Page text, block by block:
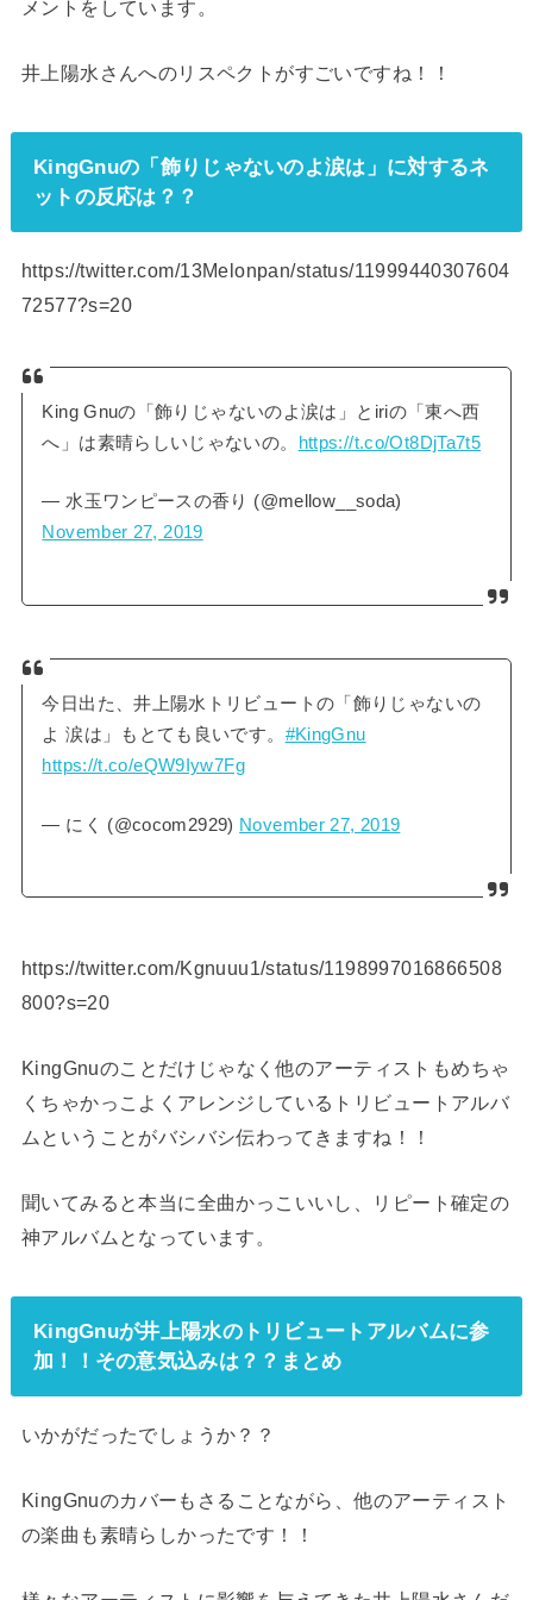
メントをしています。
井上陽水さんへのリスペクトがすごいですね！！
KingGnuの「飾りじゃないのよ涙は」に対するネ
ットの反応は？？
https://twitter.com/13Melonpan/status/11999440307604
72577?s=20
King Gnuの「飾りじゃないのよ涙は」とiriの「東へ西
へ」は素晴らしいじゃないの。 https://t.co/Ot8DjTa7t5
— 水玉ワンピースの香り (@mellow__soda)
November 27, 2019
今日出た、井上陽水トリビュートの「飾りじゃないの
よ 涙は」もとても良いです。 #KingGnu
https://t.co/eQW9Iyw7Fg
— にく (@cocom2929) November 27, 2019
https://twitter.com/Kgnuuu1/status/1198997016866508
800?s=20
KingGnuのことだけじゃなく他のアーティストもめちゃ
くちゃかっこよくアレンジしているトリビュートアルバ
ムということがバシバシ伝わってきますね！！
聞いてみると本当に全曲かっこいいし、リピート確定の
神アルバムとなっています。
KingGnuが井上陽水のトリビュートアルバムに参
加！！その意気込みは？？まとめ
いかがだったでしょうか？？
KingGnuのカバーもさることながら、他のアーティスト
の楽曲も素晴らしかったです！！